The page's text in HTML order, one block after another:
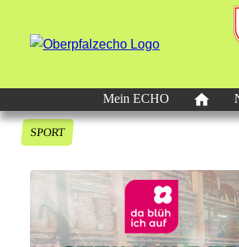
Mein ECHO
SPORT